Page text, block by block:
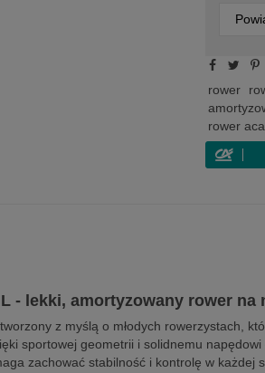
rower
rower
- lekki, amortyzowany rower
z myślą o młodych rowerzystach,
sportowej geometrii i solidnemu
zachować stabilność i kontrolę w każdej